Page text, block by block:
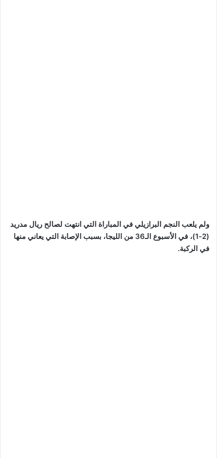
ولم يلعب النجم البرازيلي في المباراة التي انتهت لصالح ريال مدريد
(2-1)، في الأسبوع الـ36 من الليجا، بسبب الإصابة التي يعاني منها
في الركبة.